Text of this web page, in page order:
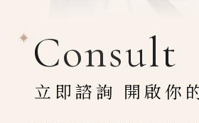
Consult
立即諮詢 開啟你